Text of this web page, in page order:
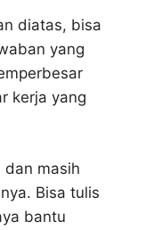
diatas, bisa
yang
kerja yang
dan masih
Bisa tulis
bantu